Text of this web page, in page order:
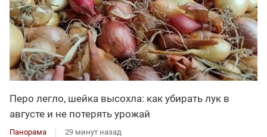
Перо легло, шейка высохла: как убирать лук в
августе и не потерять урожай
Панорама 29 минут назад